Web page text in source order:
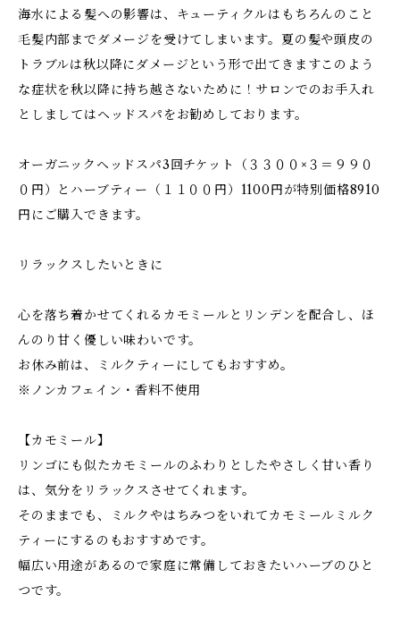
海水による髪への影響は、キューティクルはもちろんのこと
毛髪内部までダメージを受けてしまいます。夏の髪や頭皮の
トラブルは秋以降にダメージという形で出てきますこのよう
な症状を秋以降に持ち越さないために！サロンでのお手入れ
としましてはヘッドスパをお勧めしております。
オーガニックヘッドスパ3回チケット（３３００×３＝９９０
０円）とハーブティー（１１００円）1100円が特別価格8910
円にご購入できます。
リラックスしたいときに
心を落ち着かせてくれるカモミールとリンデンを配合し、ほ
んのり甘く優しい味わいです。
お休み前は、ミルクティーにしてもおすすめ。
※ノンカフェイン・香料不使用
【カモミール】
リンゴにも似たカモミールのふわりとしたやさしく甘い香り
は、気分をリラックスさせてくれます。
そのままでも、ミルクやはちみつをいれてカモミールミルク
ティーにするのもおすすめです。
幅広い用途があるので家庭に常備しておきたいハーブのひと
つです。